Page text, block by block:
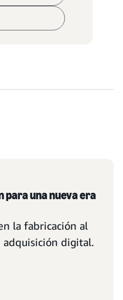
para una nueva era
la fabricación al
adquisición digital.